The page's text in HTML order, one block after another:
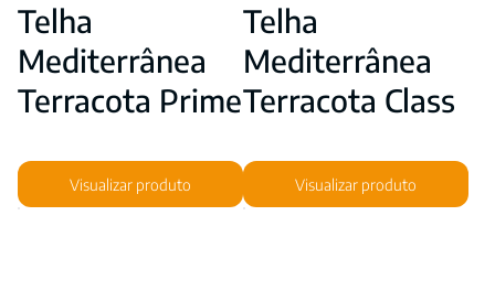
Telha
Mediterrânea
Terracota Prime
Visualizar produto
Telha
Mediterrânea
Terracota Class
Visualizar produto